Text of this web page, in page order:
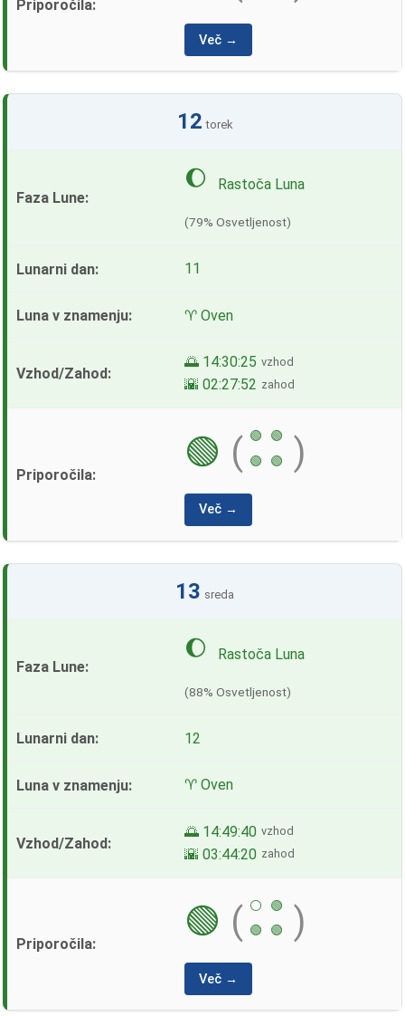
Več →
12 torek
🌔 Rastoča Luna
(79% Osvetljenost)
11
♈ Oven
🌅 14:30:25 vzhod
🌇 02:27:52 zahod
🟢 ( 🟢
🟢
🟢
🟢 )
Več →
13 sreda
🌔 Rastoča Luna
(88% Osvetljenost)
12
♈ Oven
🌅 14:49:40 vzhod
🌇 03:44:20 zahod
🟢 ( ⚪
🟢
🟢
🟢 )
Več →